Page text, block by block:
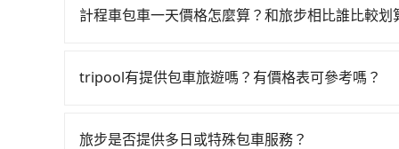
遇到下雨天或者載行李時，就顯得非常不便。
實價格，照著步驟填寫完乘客資料與線上刷卡，
前一天傍晚五點前仍會收單，最遲如當天下午過後
計程車包車一天價格怎麼算？和旅步相比誰比較划
區，價格可能有所不同。另外，計程車包車價格
tripool有提供包車旅遊嗎？有價格表可參考嗎？
彈性選擇2~12小時的服務，滿足家族出遊、朋友
旅步是否提供多日或特殊包車服務？